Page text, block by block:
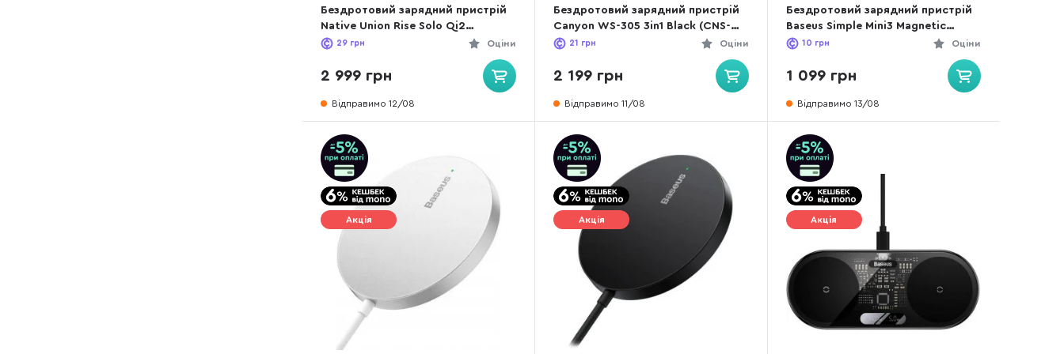
Бездротовий зарядний пристрій
Native Union Rise Solo Qi2
Sandstone (RS-SL-SAN)
Оціни
29 грн
2 999 грн
Відправимо 12/08
Бездротовий зарядний пристрій
Canyon WS-305 3in1 Black (CNS-
WCS305B)
Оціни
21 грн
2 199 грн
Відправимо 11/08
Бездротовий зарядний пристрій
Baseus Simple Mini3 Magnetic
Wireless Charger 15W Purple
Оціни
10 грн
1 099 грн
Відправимо 13/08
Акція Акція Акція